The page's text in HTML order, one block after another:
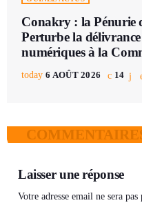
Conakry : la Pénurie
Perturbe la délivrance
numériques à la
today 6 AOÛT 2026 14
Laisser une réponse
Votre adresse email ne sera